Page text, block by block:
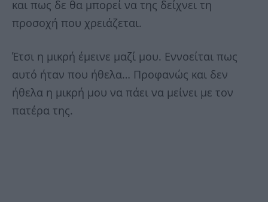
και πως δε θα μπορεί να της δείχνει τη
προσοχή που χρειάζεται.
Έτσι η μικρή έμεινε μαζί μου. Εννοείται πως
αυτό ήταν που ήθελα… Προφανώς και δεν
ήθελα η μικρή μου να πάει να μείνει με τον
πατέρα της.